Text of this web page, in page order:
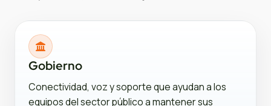
Gobierno
Conectividad, voz y soporte que ayudan a los
equipos del sector público a mantener sus